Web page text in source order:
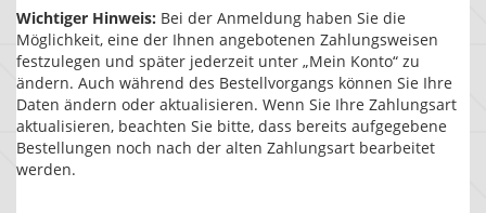
Wichtiger Hinweis: Bei der Anmeldung haben Sie die
Möglichkeit, eine der Ihnen angebotenen Zahlungsweisen
festzulegen und später jederzeit unter „Mein Konto“ zu
ändern. Auch während des Bestellvorgangs können Sie Ihre
Daten ändern oder aktualisieren. Wenn Sie Ihre Zahlungsart
aktualisieren, beachten Sie bitte, dass bereits aufgegebene
Bestellungen noch nach der alten Zahlungsart bearbeitet
werden.